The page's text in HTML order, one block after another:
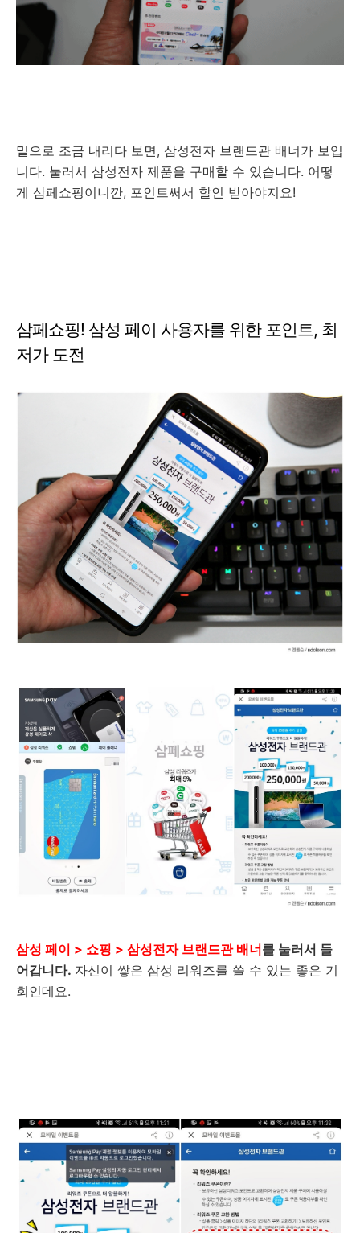
밑으로 조금 내리다 보면, 삼성전자 브랜드관 배너가 보입
니다. 눌러서 삼성전자 제품을 구매할 수 있습니다. 어떻
게 삼페쇼핑이니깐, 포인트써서 할인 받아야지요!
삼페쇼핑! 삼성 페이 사용자를 위한 포인트, 최
저가 도전
삼성 페이 > 쇼핑 > 삼성전자 브랜드관 배너를 눌러서 들
어갑니다. 자신이 쌓은 삼성 리워즈를 쓸 수 있는 좋은 기
회인데요.